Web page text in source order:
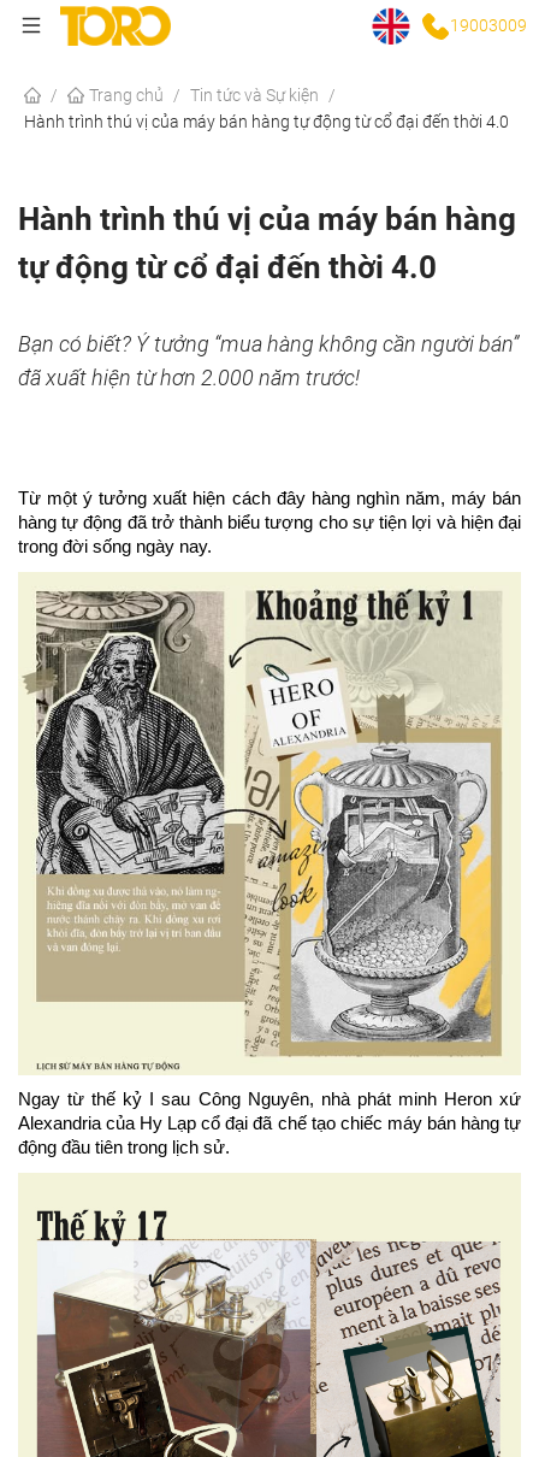
19003009
/ Trang chủ / Tin tức và Sự kiện
/
Hành trình thú vị của máy bán hàng tự động từ cổ đại đến thời 4.0
Hành trình thú vị của máy bán hàng
tự động từ cổ đại đến thời 4.0
Bạn có biết? Ý tưởng “mua hàng không cần người bán”
đã xuất hiện từ hơn 2.000 năm trước!
Từ một ý tưởng xuất hiện cách đây hàng nghìn năm, máy bán
hàng tự động đã trở thành biểu tượng cho sự tiện lợi và hiện đại
trong đời sống ngày nay.
Ngay từ thế kỷ I sau Công Nguyên, nhà phát minh Heron xứ
Alexandria của Hy Lạp cổ đại đã chế tạo chiếc máy bán hàng tự
động đầu tiên trong lịch sử.